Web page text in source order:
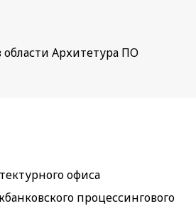
Архитетура ПО
офиса
процессингового